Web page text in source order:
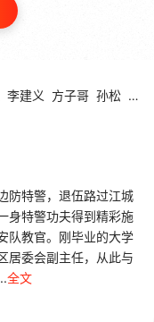
李建义 方子哥 孙松 韩青
特警，退伍路过江城
身特警功夫得到精彩施
队教官。刚毕业的大学
居委会副主任，从此与
全文